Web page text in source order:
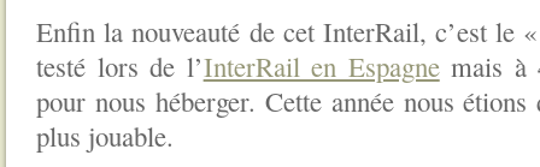
Enfin la nouveauté de cet InterRail, c’est le
testé lors de l’InterRail en Espagnemais à
pour nous héberger. Cette année nous
plus jouable.